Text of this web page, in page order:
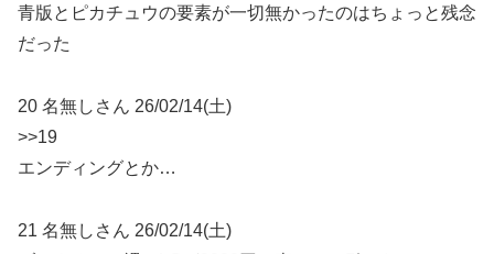
青版とピカチュウの要素が一切無かったのはちょっと残念
だった
20 名無しさん 26/02/14(土)
>>19
エンディングとか…
21 名無しさん 26/02/14(土)